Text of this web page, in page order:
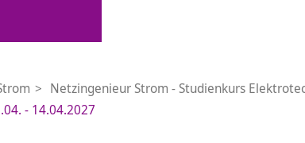
Netzingenieur Strom - Studienkurs
- 14.04.2027